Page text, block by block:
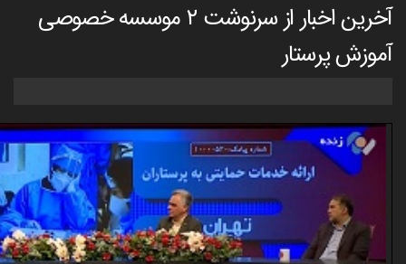
آخرین اخبار از سرنوشت ۲ موسسه خصوصی
آموزش پرستار